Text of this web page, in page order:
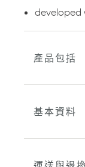
developed
產品包括
基本資料